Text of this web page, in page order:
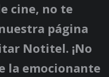
cine, no te
página
Notitel. ¡No
la emocionante